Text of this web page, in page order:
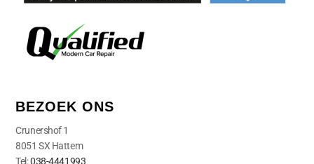
BEZOEK ONS
Crunershof 1
8051 SX Hattem
Tel:038-4441993